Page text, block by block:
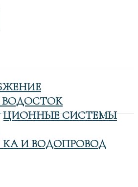
СИСТЕМЫ
И ВОДОПРОВОД